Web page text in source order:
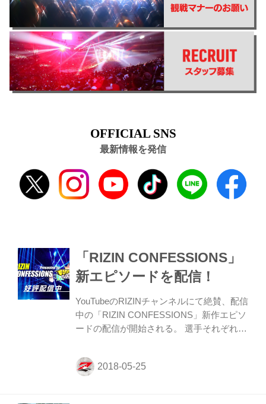
OFFICIAL SNS
最新情報を発信
「RIZIN CONFESSIONS」
新エピソードを配信！
YouTubeのRIZINチャンネルにて絶賛、配信
中の「RIZIN CONFESSIONS」新作エピソ
ードの配信が開始される。 選手それぞれが
析、日々の練習。さらに家族や恩師たちが
語る選手の人間性など大会のバックヤード